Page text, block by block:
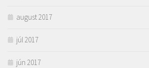
august 2017
júl 2017
jún 2017